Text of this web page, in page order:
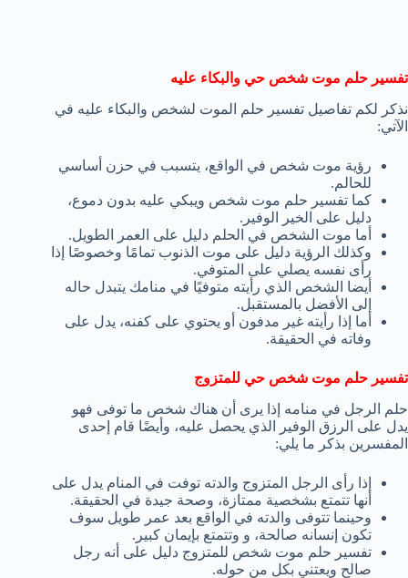
تفسير حلم موت شخص حي والبكاء عليه
نذكر لكم تفاصيل تفسير حلم الموت لشخص والبكاء عليه في
الآتي:
رؤية موت شخص في الواقع، يتسبب في حزن أساسي
للحالم.
كما تفسير حلم موت شخص ويبكي عليه بدون دموع،
دليل على الخير الوفير.
أما موت الشخص في الحلم دليل على العمر الطويل.
وكذلك الرؤية دليل على موت الذنوب تمامًا وخصوصًا إذا
رأى نفسه يصلي على المتوفي.
أيضا الشخص الذي رأيته متوفيًا في منامك يتبدل حاله
إلى الأفضل بالمستقبل.
أما إذا رأيته غير مدفون أو يحتوي على كفنه، يدل على
وفاته في الحقيقة.
تفسير حلم موت شخص حي للمتزوج
حلم الرجل في منامه إذا يرى أن هناك شخص ما توفى فهو
يدل على الرزق الوفير الذي يحصل عليه، وأيضًا قام إحدى
المفسرين بذكر ما يلي:
إذا رأى الرجل المتزوج والدته توفت في المنام يدل على
أنها تتمتع بشخصية ممتازة، وصحة جيدة في الحقيقة.
وحينما تتوفى والدته في الواقع بعد عمر طويل سوف
تكون إنسانه صالحة، و وتتمتع بإيمان كبير.
تفسير حلم موت شخص للمتزوج دليل على أنه رجل
صالح ويعتني بكل من حوله.